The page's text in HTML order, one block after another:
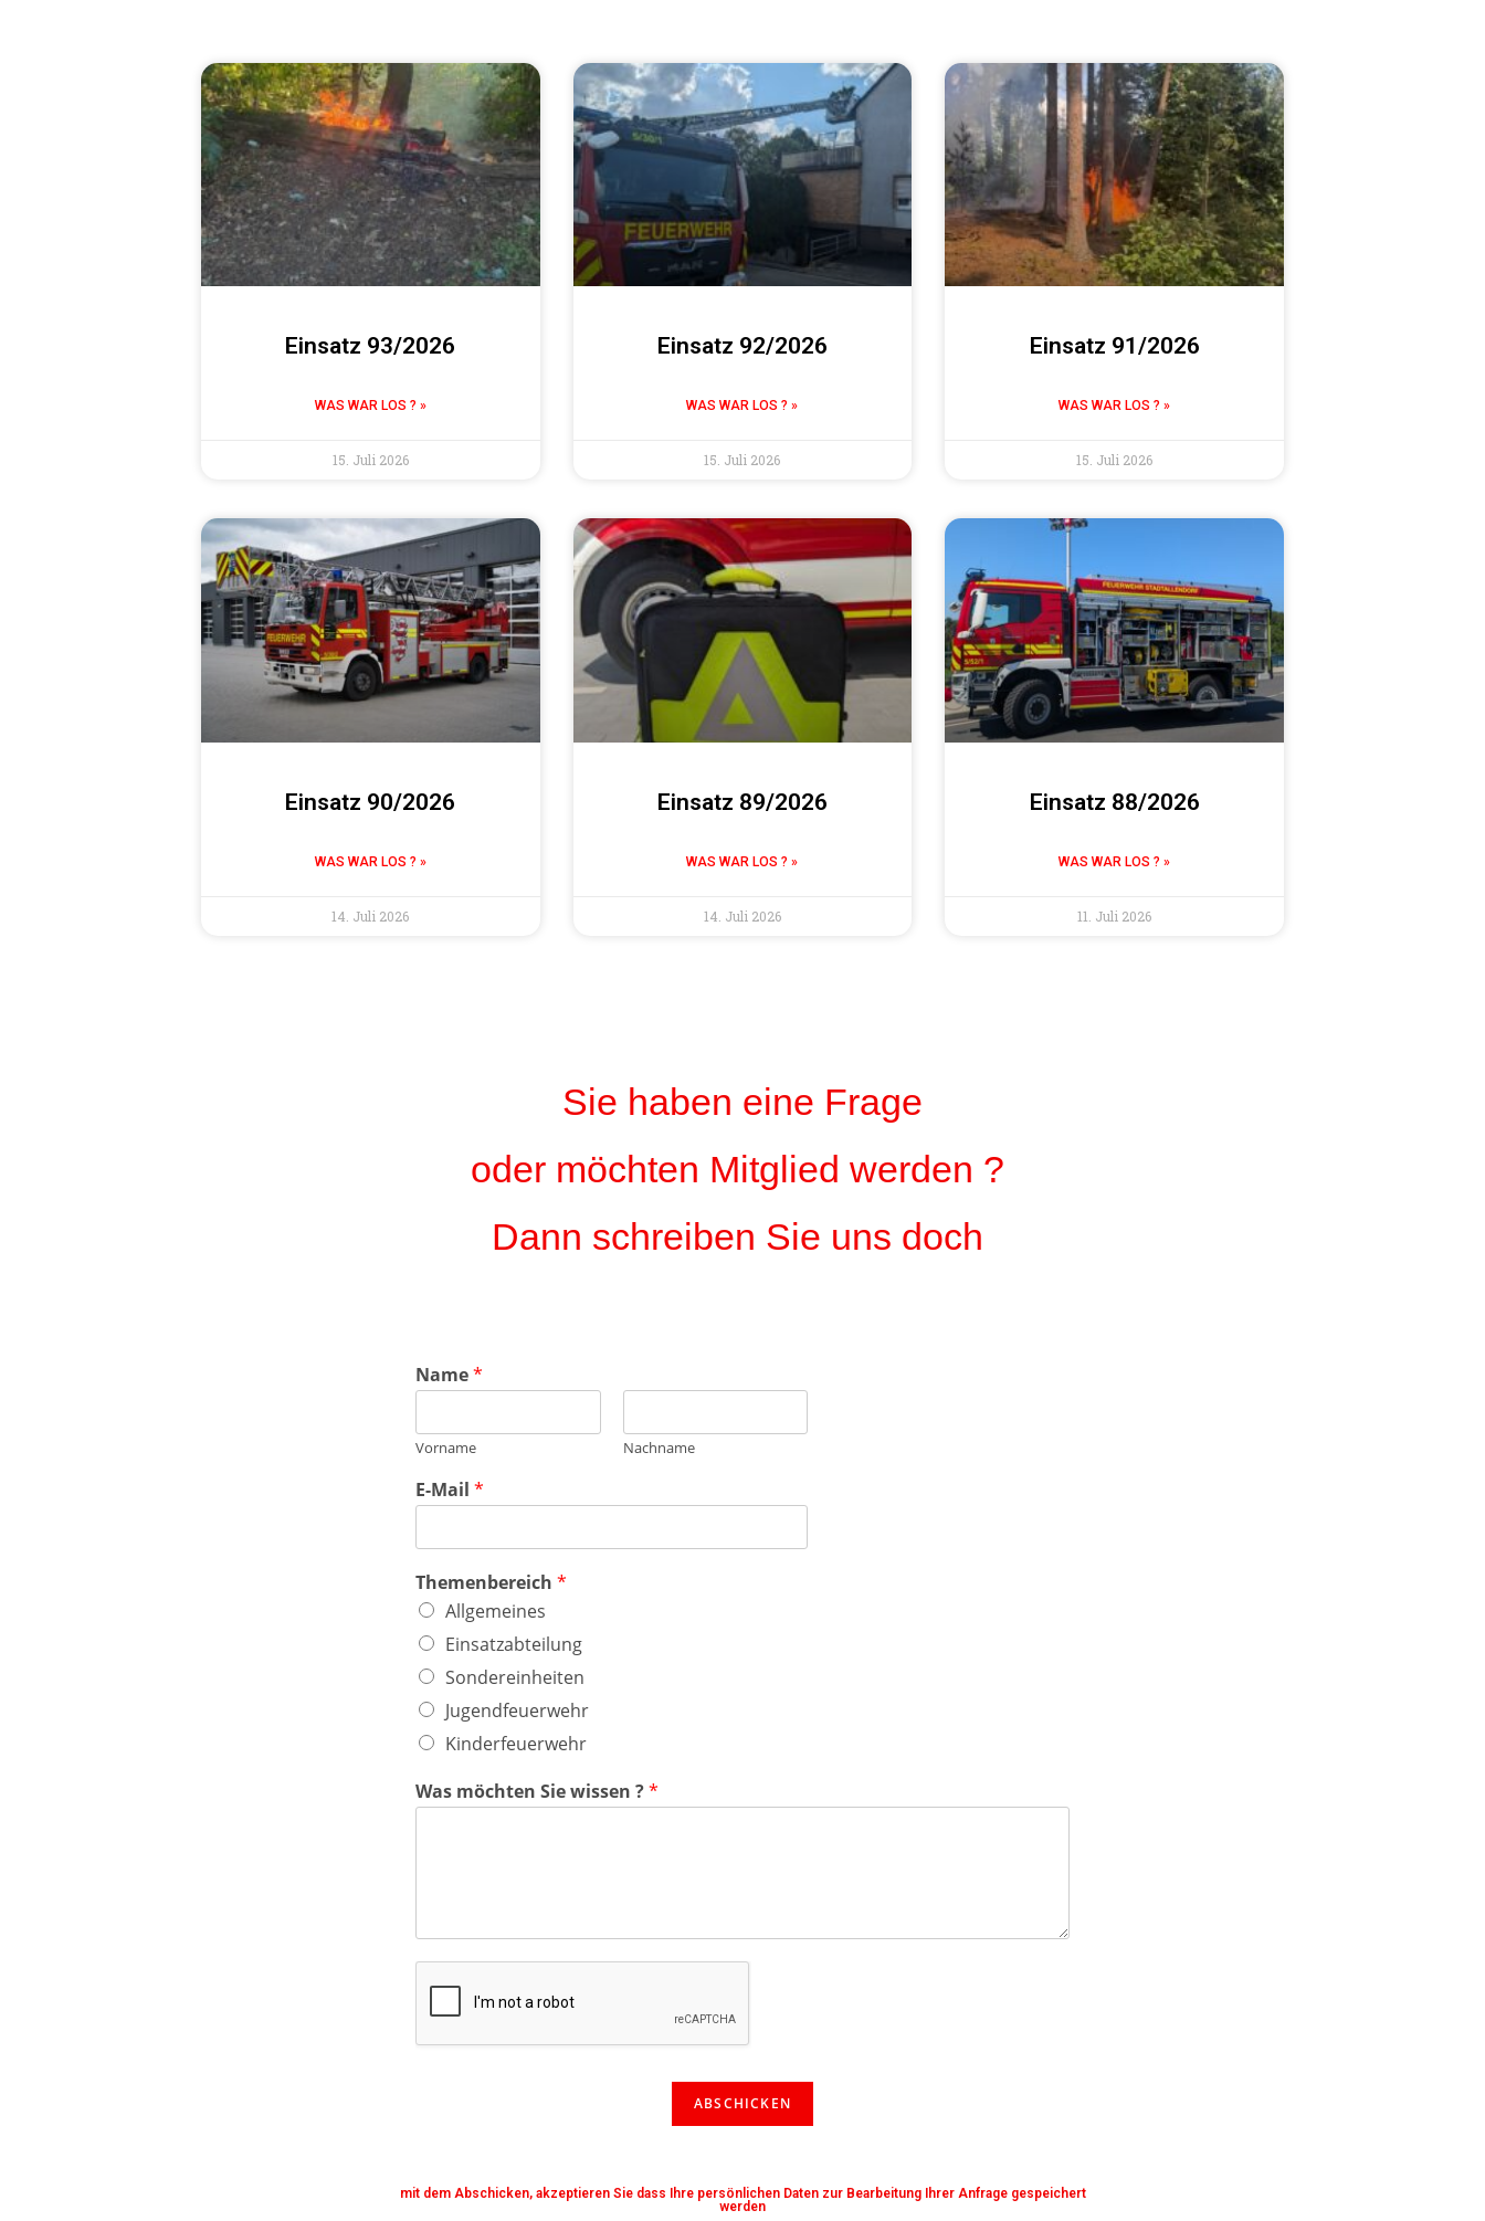
Einsatz 93/2026
WAS WAR LOS ? »
15. Juli 2026
Einsatz 92/2026
WAS WAR LOS ? »
15. Juli 2026
Einsatz 91/2026
WAS WAR LOS ? »
15. Juli 2026
Einsatz 90/2026
WAS WAR LOS ? »
14. Juli 2026
Einsatz 89/2026
WAS WAR LOS ? »
14. Juli 2026
Einsatz 88/2026
WAS WAR LOS ? »
11. Juli 2026
Sie haben eine Frage
oder möchten Mitglied werden ?
Dann schreiben Sie uns doch
Name*
Vorname Nachname
E-Mail *
Themenbereich *
Allgemeines
Einsatzabteilung
Sondereinheiten
Jugendfeuerwehr
Kinderfeuerwehr
Was möchten Sie wissen ?*
ABSCHICKEN
mit dem Abschicken, akzeptieren Sie dass Ihre persönlichen Daten zur Bearbeitung Ihrer Anfrage gespeichert
werden